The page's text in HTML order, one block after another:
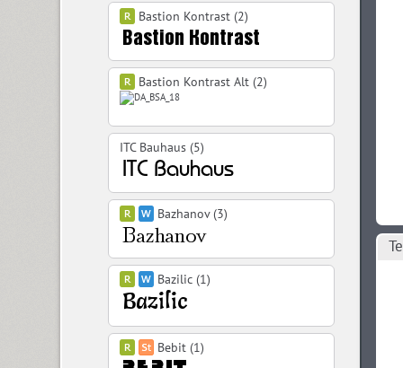
Bastion Kontrast (2)
Bastion Kontrast Alt (2)
ITC Bauhaus (5)
Bazhanov (3)
Bazilic (1)
Bebit (1)